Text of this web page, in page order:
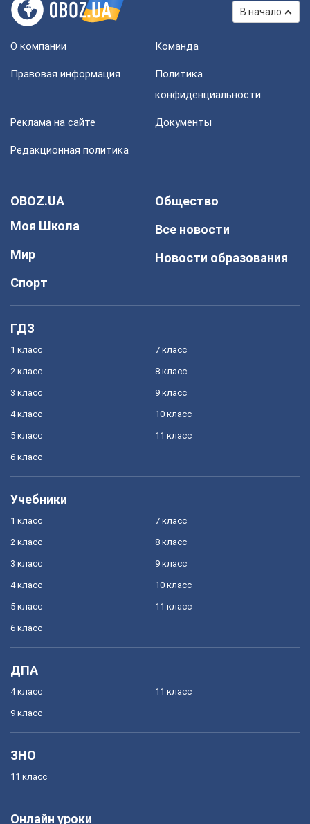
В начало
О компании Команда
Правовая информация
Политика
конфиденциальности
Реклама на сайте Документы
Редакционная политика
OBOZ.UA
Моя Школа
Мир
Спорт
Общество
Все новости
Новости образования
ГДЗ
1 класс
2 класс
3 класс
4 класс
5 класс
6 класс
7 класс
8 класс
9 класс
10 класс
11 класс
Учебники
1 класс
2 класс
3 класс
4 класс
5 класс
6 класс
7 класс
8 класс
9 класс
10 класс
11 класс
ДПА
4 класс
9 класс
11 класс
ЗНО
11 класс
Онлайн уроки